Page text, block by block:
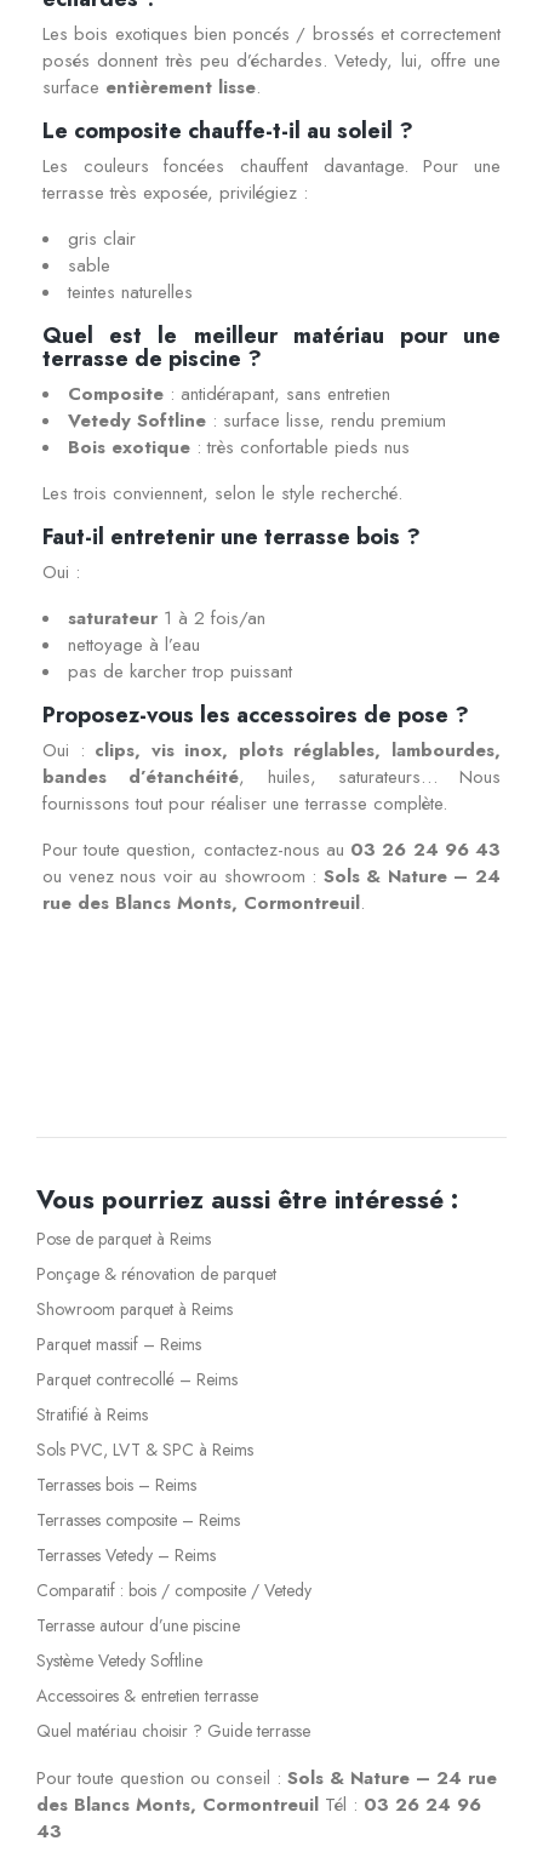
Les bois exotiques bien poncés / brossés et correctement
posés donnent très peu d’échardes. Vetedy, lui, offre une
surface entièrement lisse.
Le composite chauffe-t-il au soleil ?
Les couleurs foncées chauffent davantage. Pour une
terrasse très exposée, privilégiez :
gris clair
sable
teintes naturelles
Quel est le meilleur matériau pour une
terrasse de piscine ?
Composite : antidérapant, sans entretien
Vetedy Softline : surface lisse, rendu premium
Bois exotique : très confortable pieds nus
Les trois conviennent, selon le style recherché.
Faut-il entretenir une terrasse bois ?
Oui :
saturateur 1 à 2 fois/an
nettoyage à l’eau
pas de karcher trop puissant
Proposez-vous les accessoires de pose ?
Oui : clips, vis inox, plots réglables, lambourdes,
bandes d’étanchéité, huiles, saturateurs… Nous
fournissons tout pour réaliser une terrasse complète.
Pour toute question, contactez-nous au 03 26 24 96 43
ou venez nous voir au showroom : Sols & Nature – 24
rue des Blancs Monts, Cormontreuil.
Vous pourriez aussi être intéressé :
Pose de parquet à Reims
Ponçage & rénovation de parquet
Showroom parquet à Reims
Parquet massif – Reims
Parquet contrecollé – Reims
Stratifié à Reims
Sols PVC, LVT & SPC à Reims
Terrasses bois – Reims
Terrasses composite – Reims
Terrasses Vetedy – Reims
Comparatif : bois / composite / Vetedy
Terrasse autour d’une piscine
Système Vetedy Softline
Accessoires & entretien terrasse
Quel matériau choisir ? Guide terrasse
Pour toute question ou conseil : Sols & Nature – 24 rue
des Blancs Monts, Cormontreuil Tél : 03 26 24 96
43